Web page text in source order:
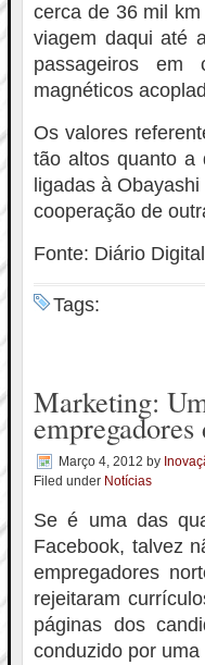
cerca de 36 mil
viagem daqui até
passageiros em
magnéticos
Os valores
tão altos quanto a
ligadas à
cooperação de
Fonte: Diário Digital
Tags:
Marketing:
Março 4, 2012 by
Filed under Notícias
Se é uma das
Facebook, talvez
empregadores
rejeitaram
páginas dos
conduzido por